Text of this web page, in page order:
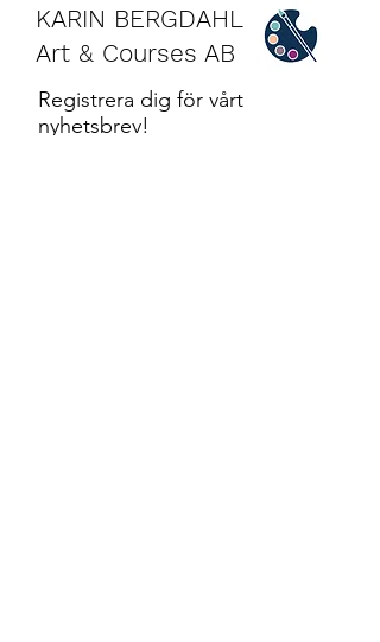
KARIN BERGDAHL
Art & Courses AB
Registrera dig för vårt
nyhetsbrev!